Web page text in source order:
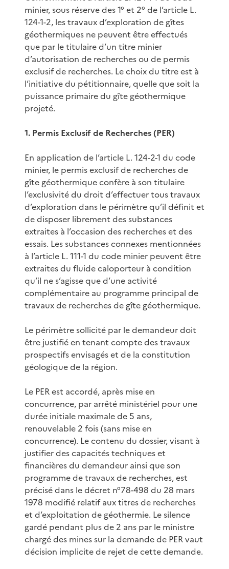
minier, sous réserve des 1° et 2° de l’article L.
124-1-2, les travaux d’exploration de gîtes
géothermiques ne peuvent être effectués
que par le titulaire d’un titre minier
d’autorisation de recherches ou de permis
exclusif de recherches. Le choix du titre est à
l’initiative du pétitionnaire, quelle que soit la
puissance primaire du gîte géothermique
projeté.
1. Permis Exclusif de Recherches (PER)
En application de l’article L. 124-2-1 du code
minier, le permis exclusif de recherches de
gîte géothermique confère à son titulaire
l’exclusivité du droit d’effectuer tous travaux
d’exploration dans le périmètre qu’il définit et
de disposer librement des substances
extraites à l’occasion des recherches et des
essais. Les substances connexes mentionnées
à l’article L. 111-1 du code minier peuvent être
extraites du fluide caloporteur à condition
qu’il ne s’agisse que d’une activité
complémentaire au programme principal de
travaux de recherches de gîte géothermique.
Le périmètre sollicité par le demandeur doit
être justifié en tenant compte des travaux
prospectifs envisagés et de la constitution
géologique de la région.
Le PER est accordé, après mise en
concurrence, par arrêté ministériel pour une
durée initiale maximale de 5 ans,
renouvelable 2 fois (sans mise en
concurrence). Le contenu du dossier, visant à
justifier des capacités techniques et
financières du demandeur ainsi que son
programme de travaux de recherches, est
précisé dans le décret n°78-498 du 28 mars
1978 modifié relatif aux titres de recherches
et d’exploitation de géothermie. Le silence
gardé pendant plus de 2 ans par le ministre
chargé des mines sur la demande de PER vaut
décision implicite de rejet de cette demande.